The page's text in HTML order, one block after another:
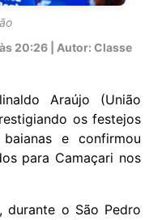
20:26 | Autor: Classe
Araújo (União
os festejos
e confirmou
para Camaçari nos
durante o São Pedro